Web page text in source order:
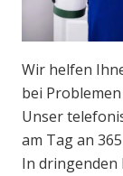
Wir helfen
bei
Unser telefonische Auftragsannahme
am Tag an 365
In dringenden